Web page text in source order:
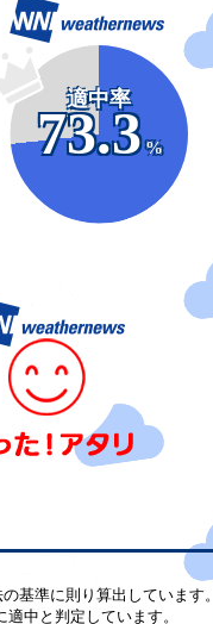
適中率
73.3
%
基準に則り算出しています。
中と判定しています。